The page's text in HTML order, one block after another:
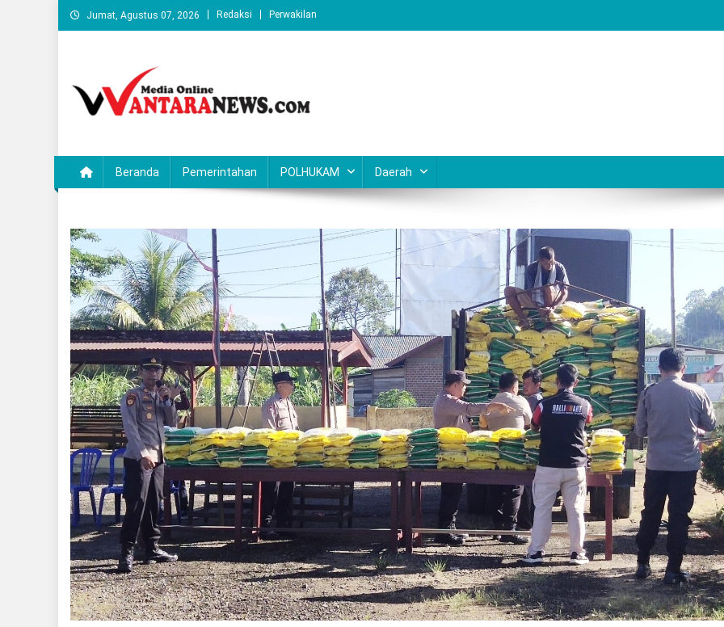
Skip
to
Jumat, Agustus 07, 2026 Redaksi Perwakilan
Beranda Pemerintahan POLHUKAM Daerah